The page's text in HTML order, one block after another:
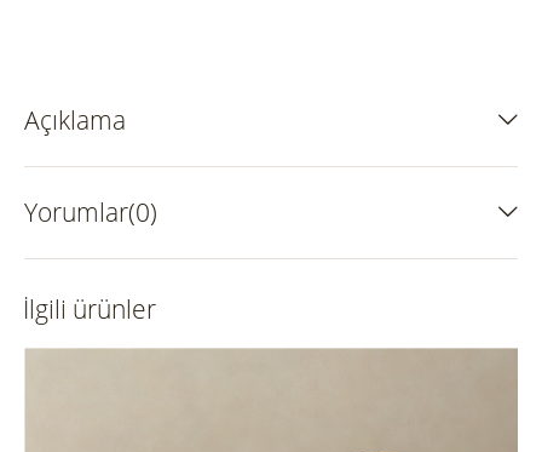
Açıklama
Yorumlar(0)
İlgili ürünler